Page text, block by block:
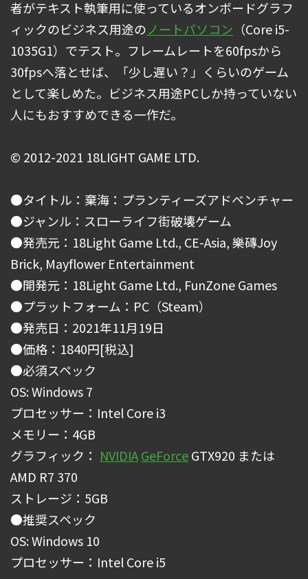
者がテキスト執筆用に使っているオンボードグラフ
ィックのビジネス用途のノートパソコン （Core i5-
1035G1）でテスト。フレームレートを60fpsから
30fpsへ落とせば、「少し遅い？」くらいのゲーム
として楽しめた。ビジネス用途PCしか持っていない
人にもおすすめできる一作だ。
© 2012-2021 18LIGHT GAME LTD.
●タイトル：棄海：プランティーズアドベンチャー
●ジャンル：スローライフ街破壊ゲーム
●発売元：18Light Game Ltd., CE-Asia, 樂磚Joy
Brick, Mayflower Entertainment
●開発元：18Light Game Ltd., FunZone Games
●プラットフォーム：PC（Steam）
●発売日：2021年11月19日
●価格：1840円[税込]
●必須スペック
OS: Windows 7
プロセッサー：Intel Core i3
メモリー：4GB
グラフィック： NVIDIAGeForceGTX920 または
AMD R7 370
ストレージ：5GB
●推奨スペック
OS: Windows 10
プロセッサー：Intel Core i5